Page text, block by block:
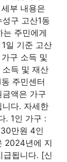
부 내용은
구 고산1동
주민에게
일 기준 고산
구 소득 및
득 및 재산
주민센터
액은 가구
다. 자세한
. 1인 가구 :
만원 4인
2024년에 지
급됩니다. [신